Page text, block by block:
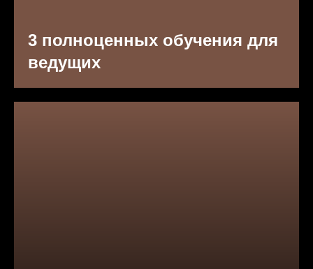
3 полноценных обучения для
ведущих